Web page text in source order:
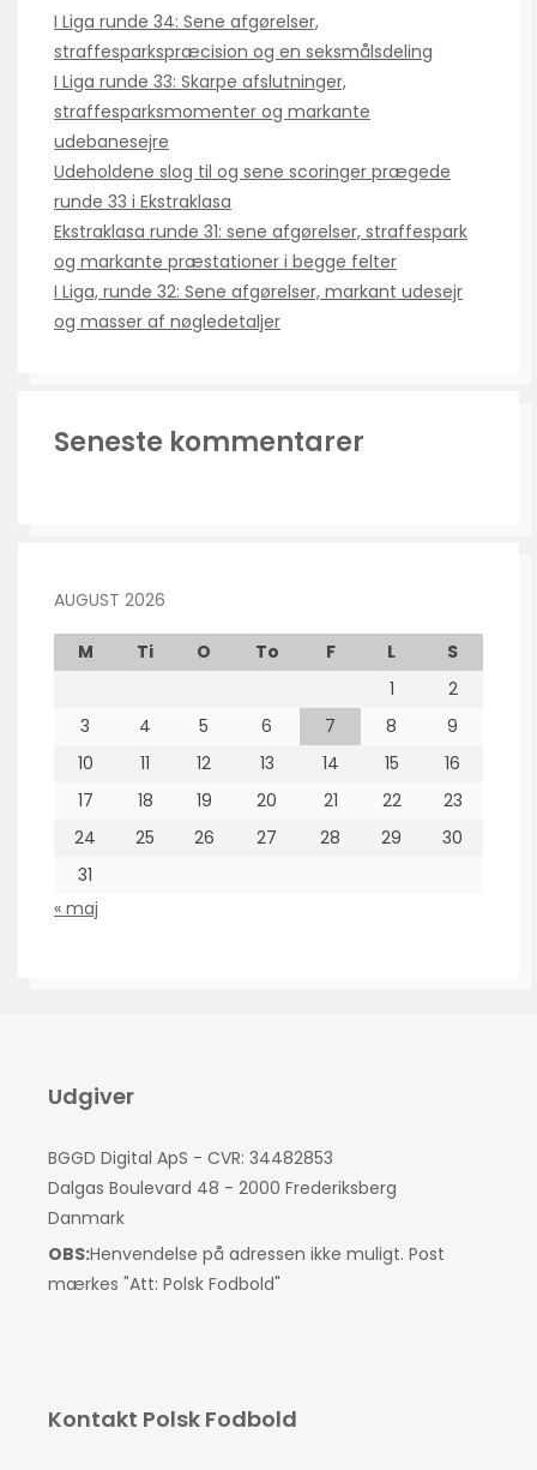
I Liga runde 34: Sene afgørelser,
straffesparkspræcision og en seksmålsdeling
I Liga runde 33: Skarpe afslutninger,
straffesparksmomenter og markante
udebanesejre
Udeholdene slog til og sene scoringer prægede
runde 33 i Ekstraklasa
Ekstraklasa runde 31: sene afgørelser, straffespark
og markante præstationer i begge felter
I Liga, runde 32: Sene afgørelser, markant udesejr
og masser af nøgledetaljer
Seneste kommentarer
AUGUST 2026
M Ti O To F L
S
1
2
3
4 5 6 7 8
9
10
11 12 13 14 15
16
17
18 19 20 21 22
23
24
25 26 27 28 29
30
31
« maj
Udgiver
BGGD Digital ApS - CVR: 34482853
Dalgas Boulevard 48 - 2000 Frederiksberg
Danmark
OBS:Henvendelse på adressen ikke muligt. Post
mærkes "Att: Polsk Fodbold"
Kontakt Polsk Fodbold